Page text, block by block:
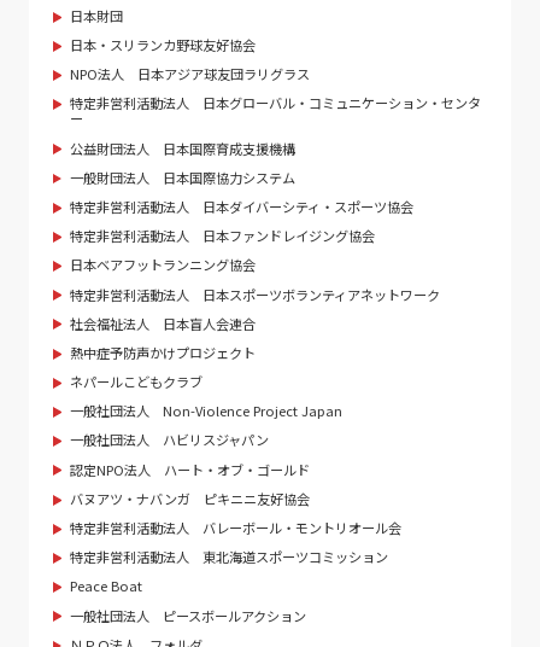
日本財団
日本・スリランカ野球友好協会
NPO法人 日本アジア球友団ラリグラス
特定非営利活動法人 日本グローバル・コミュニケーション・センタ
ー
公益財団法人 日本国際育成支援機構
一般財団法人 日本国際協力システム
特定非営利活動法人 日本ダイバーシティ・スポーツ協会
特定非営利活動法人 日本ファンドレイジング協会
日本ベアフットランニング協会
特定非営利活動法人 日本スポーツボランティアネットワーク
社会福祉法人 日本盲人会連合
熱中症予防声かけプロジェクト
ネパールこどもクラブ
一般社団法人 Non-Violence Project Japan
一般社団法人 ハビリスジャパン
認定NPO法人 ハート・オブ・ゴールド
バヌアツ・ナバンガ ピキニニ友好協会
特定非営利活動法人 バレーボール・モントリオール会
特定非営利活動法人 東北海道スポーツコミッション
Peace Boat
一般社団法人 ピースボールアクション